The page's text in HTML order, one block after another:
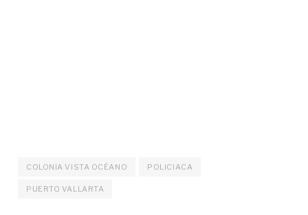
COLONIA VISTA OCÉANO POLICIACA
PUERTO VALLARTA